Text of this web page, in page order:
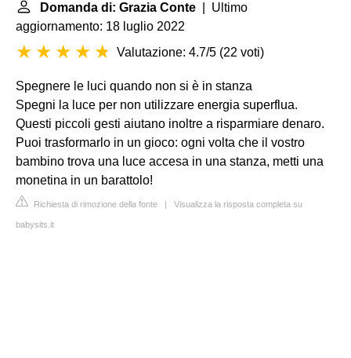
Domanda di: Grazia Conte | Ultimo
aggiornamento: 18 luglio 2022
Valutazione: 4.7/5 (22 voti)
Spegnere le luci quando non si è in stanza
Spegni la luce per non utilizzare energia superflua.
Questi piccoli gesti aiutano inoltre a risparmiare denaro.
Puoi trasformarlo in un gioco: ogni volta che il vostro
bambino trova una luce accesa in una stanza, metti una
monetina in un barattolo!
Richiesta di rimozione della fonte | Visualizza la risposta completa su
babysits.it